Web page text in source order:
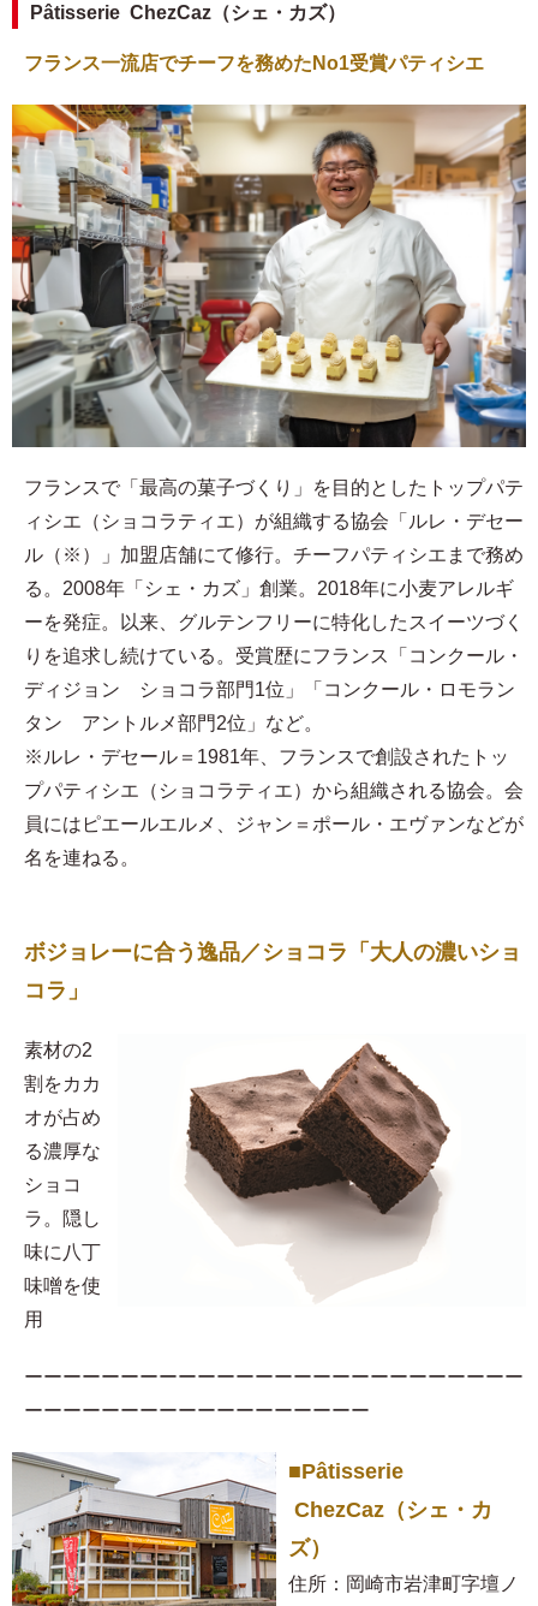
Pâtisserie ChezCaz（シェ・カズ）
フランス一流店でチーフを務めたNo1受賞パティシエ
フランスで「最高の菓子づくり」を目的としたトップパテ
ィシエ（ショコラティエ）が組織する協会「ルレ・デセー
ル（※）」加盟店舗にて修行。チーフパティシエまで務め
る。2008年「シェ・カズ」創業。2018年に小麦アレルギ
ーを発症。以来、グルテンフリーに特化したスイーツづく
りを追求し続けている。受賞歴にフランス「コンクール・
ディジョン ショコラ部門1位」「コンクール・ロモラン
タン アントルメ部門2位」など。
※ルレ・デセール＝1981年、フランスで創設されたトッ
プパティシエ（ショコラティエ）から組織される協会。会
員にはピエールエルメ、ジャン＝ポール・エヴァンなどが
名を連ねる。
ボジョレーに合う逸品／ショコラ「大人の濃いショ
コラ」
素材の2
割をカカ
オが占め
る濃厚な
ショコ
ラ。隠し
味に八丁
味噌を使
用​
ーーーーーーーーーーーーーーーーーーーーーーーーーー
ーーーーーーーーーーーーーーーーーー
■Pâtisserie
ChezCaz（シェ・カ
ズ）
住所：岡崎市岩津町字壇ノ